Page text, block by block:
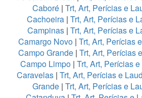
Caboré| Trt, Art, Perícias e
Cachoeira | Trt, Art, Perícias e
Campinas| Trt, Art, Perícias e
Camargo Novo | Trt, Art, Perícias
Campo Grande| Trt, Art, Perícias
Campo Limpo | Trt, Art, Perícias
Caravelas| Trt, Art, Perícias e
Grande| Trt, Art, Perícias e